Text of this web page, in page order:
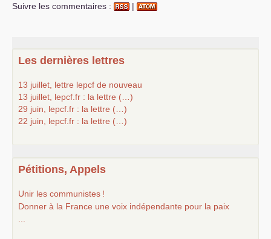
Suivre les commentaires : |
Les dernières lettres
13 juillet, lettre lepcf de nouveau
13 juillet, lepcf.fr : la lettre (…)
29 juin, lepcf.fr : la lettre (…)
22 juin, lepcf.fr : la lettre (…)
Pétitions, Appels
Unir les communistes !
Donner à la France une voix indépendante pour la paix